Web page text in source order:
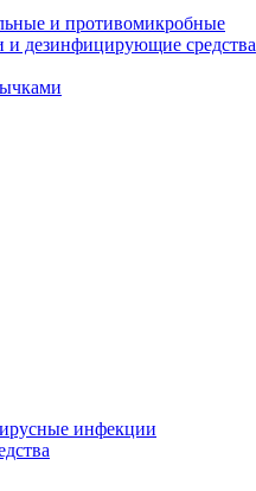
и противомикробные
и дезинфицирующие средства
инфекции